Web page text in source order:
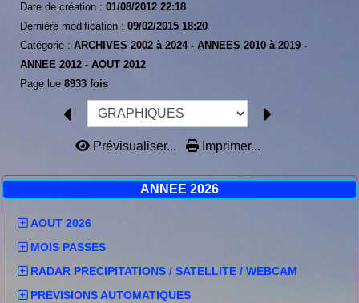
ANNEE 2026
AOUT 2026
MOIS PASSES
RADAR PRECIPITATIONS / SATELLITE / WEBCAM
PREVISIONS AUTOMATIQUES
Date de création : 01/08/2012 22:18
Dernière modification : 09/02/2015 18:20
Catégorie : ARCHIVES 2002 à 2024 - ANNEES 2010 à 2019 -
ANNEE 2012 - AOUT 2012
Page lue 8933 fois
Prévisualiser... Imprimer...